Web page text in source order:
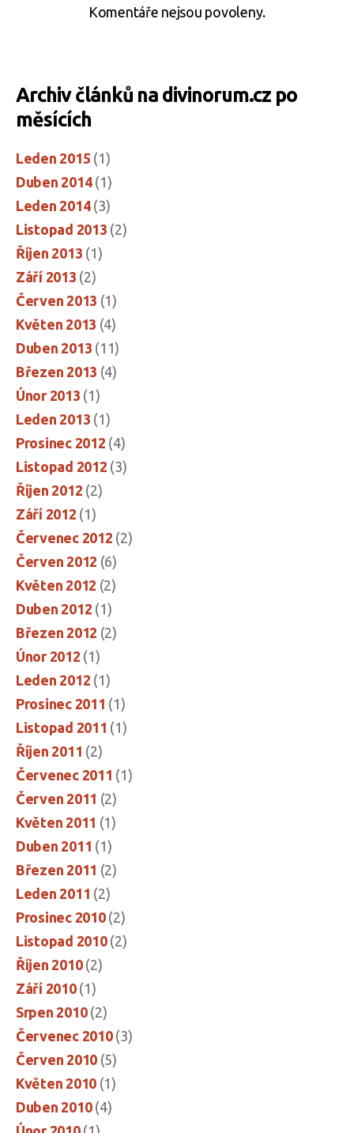
Komentáře nejsou povoleny.
Archiv článků na divinorum.cz po
měsících
Leden 2015 (1)
Duben 2014(1)
Leden 2014(3)
Listopad 2013 (2)
Říjen 2013 (1)
Září 2013 (2)
Červen 2013 (1)
Květen 2013 (4)
Duben 2013 (11)
Březen 2013 (4)
Únor 2013 (1)
Leden 2013 (1)
Prosinec 2012 (4)
Listopad 2012 (3)
Říjen 2012 (2)
Září 2012 (1)
Červenec 2012 (2)
Červen 2012 (6)
Květen 2012 (2)
Duben 2012 (1)
Březen 2012 (2)
Únor 2012 (1)
Leden 2012 (1)
Prosinec 2011 (1)
Listopad 2011 (1)
Říjen 2011 (2)
Červenec 2011 (1)
Červen 2011 (2)
Květen 2011 (1)
Duben 2011 (1)
Březen 2011 (2)
Leden 2011 (2)
Prosinec 2010(2)
Listopad 2010(2)
Říjen 2010(2)
Září 2010(1)
Srpen 2010(2)
Červenec 2010(3)
Červen 2010 (5)
Květen 2010 (1)
Duben 2010(4)